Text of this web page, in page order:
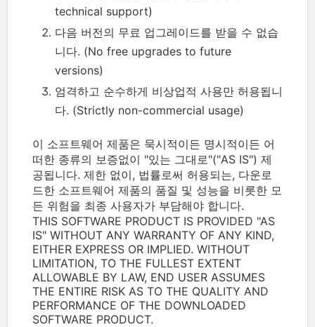
technical support)
다음 버전의 무료 업그레이드를 받을 수 없습
니다. (No free upgrades to future
versions)
엄격하고 순수하게 비상업적 사용만 허용됩니
다. (Strictly non-commercial usage)
이 소프트웨어 제품은 묵시적이든 명시적이든 어
떠한 종류의 보증없이 "있는 그대로"("AS IS") 제
공됩니다. 제한 없이, 법률로써 허용되는, 다운로
드한 소프트웨어 제품의 품질 및 성능을 비롯한 모
든 위험을 최종 사용자가 부담해야 합니다.
THIS SOFTWARE PRODUCT IS PROVIDED "AS
IS" WITHOUT ANY WARRANTY OF ANY KIND,
EITHER EXPRESS OR IMPLIED. WITHOUT
LIMITATION, TO THE FULLEST EXTENT
ALLOWABLE BY LAW, END USER ASSUMES
THE ENTIRE RISK AS TO THE QUALITY AND
PERFORMANCE OF THE DOWNLOADED
SOFTWARE PRODUCT.